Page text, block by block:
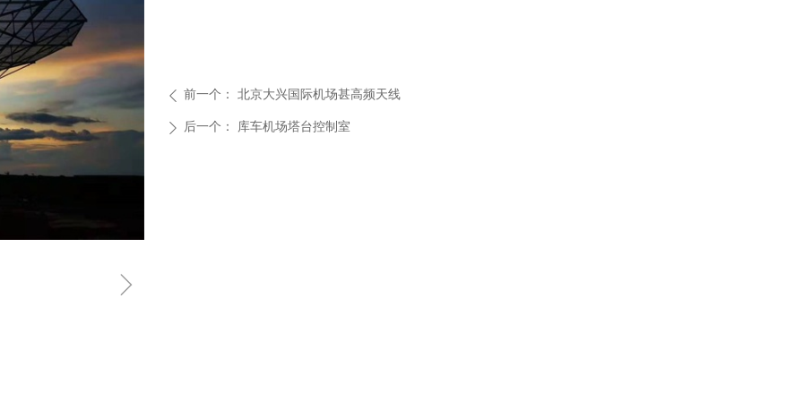
ꁇ
ꄴ 前一个： 北京大兴国际机场甚高频天线
ꄲ 后一个： 库车机场塔台控制室